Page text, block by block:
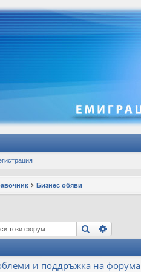
Бизнес обяви
Търсене
и поддръжка на форума